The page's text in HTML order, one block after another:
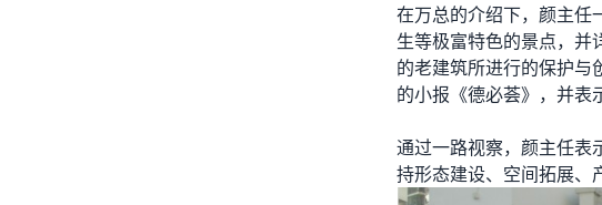
在万总的介绍下，颜主任
生等极富特色的景点，并
的老建筑所进行的保护与
的小报《德必荟》，并表
通过一路视察，颜主任表
持形态建设、空间拓展、